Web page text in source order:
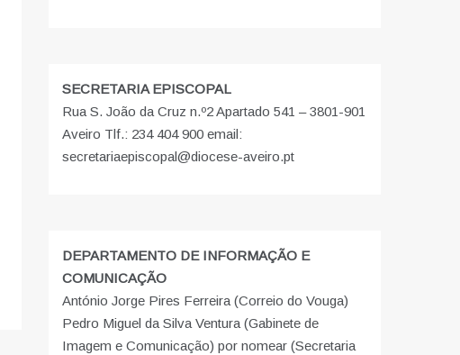
SECRETARIA EPISCOPAL
Rua S. João da Cruz n.º2 Apartado 541 – 3801-901
Aveiro Tlf.: 234 404 900 email:
secretariaepiscopal@diocese-aveiro.pt
DEPARTAMENTO DE INFORMAÇÃO E
COMUNICAÇÃO
António Jorge Pires Ferreira (Correio do Vouga)
Pedro Miguel da Silva Ventura (Gabinete de
Imagem e Comunicação) por nomear (Secretaria